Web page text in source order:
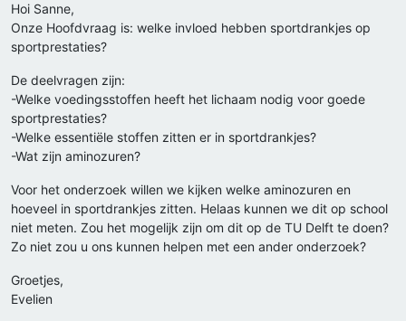
Hoi Sanne,
Onze Hoofdvraag is: welke invloed hebben sportdrankjes op
sportprestaties?
De deelvragen zijn:
-Welke voedingsstoffen heeft het lichaam nodig voor goede
sportprestaties?
-Welke essentiële stoffen zitten er in sportdrankjes?
-Wat zijn aminozuren?
Voor het onderzoek willen we kijken welke aminozuren en
hoeveel in sportdrankjes zitten. Helaas kunnen we dit op school
niet meten. Zou het mogelijk zijn om dit op de TU Delft te doen?
Zo niet zou u ons kunnen helpen met een ander onderzoek?
Groetjes,
Evelien